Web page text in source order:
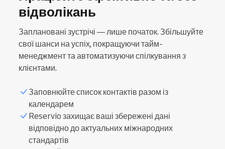
відволікань
Заплановані зустрічі — лише початок. Збільшуйте
свої шанси на успіх, покращуючи тайм-
менеджмент та автоматизуючи спілкування з
клієнтами.
Заповнюйте список контактів разом із
календарем
Reservio захищає ваші збережені дані
відповідно до актуальних міжнародних
стандартів